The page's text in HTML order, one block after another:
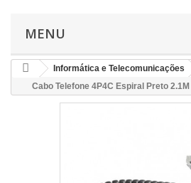
MENU
Informática e Telecomunicações
Cabo Telefone 4P4C Espiral Preto 2.1M